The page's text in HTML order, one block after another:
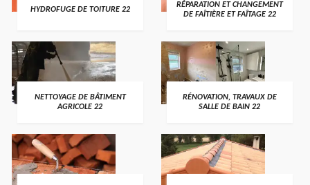
HYDROFUGE DE TOITURE 22
RÉPARATION ET CHANGEMENT
DE FAÎTIÈRE ET FAÎTAGE 22
NETTOYAGE DE BÂTIMENT
AGRICOLE 22
RÉNOVATION, TRAVAUX DE
SALLE DE BAIN 22